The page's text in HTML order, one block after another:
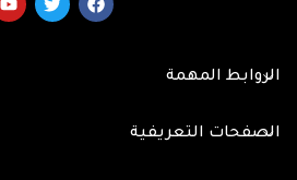
الروابط المهمة
الصفحات التعريفية